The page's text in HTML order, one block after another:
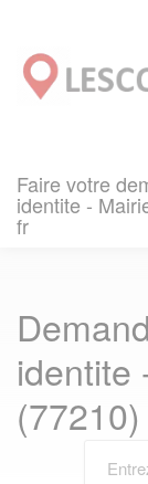
Faire votre
identite -
fr
identite
(77210)